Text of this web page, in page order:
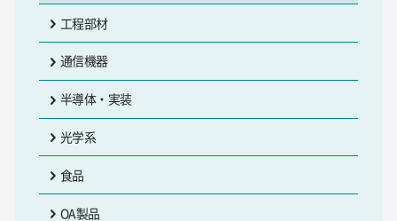
工程部材
通信機器
半導体・実装
光学系
食品
OA製品